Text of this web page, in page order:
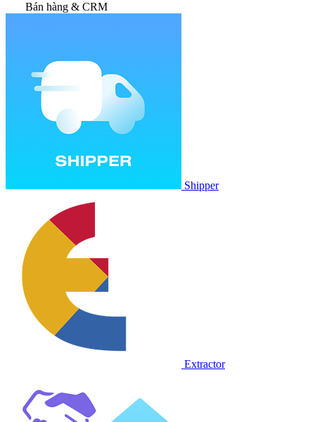
Bán hàng & CRM
Shipper
Extractor